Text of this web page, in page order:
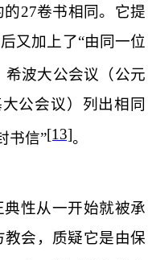
的27卷书相同。它提
又加上了“由同一位
希波大公会议（公元
公会议）列出相同
书信”[13]。
性从一开始就被承
会，质疑它是由保